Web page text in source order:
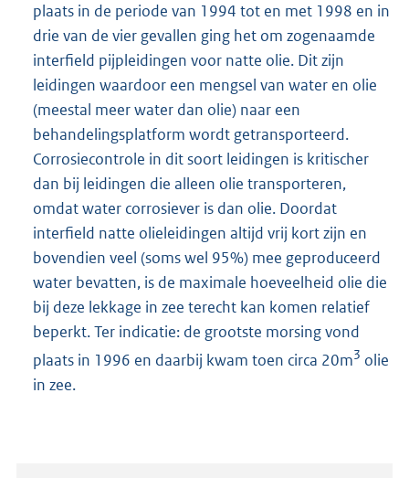
plaats in de periode van 1994 tot en met 1998 en in
drie van de vier gevallen ging het om zogenaamde
interfield pijpleidingen voor natte olie. Dit zijn
leidingen waardoor een mengsel van water en olie
(meestal meer water dan olie) naar een
behandelingsplatform wordt getransporteerd.
Corrosiecontrole in dit soort leidingen is kritischer
dan bij leidingen die alleen olie transporteren,
omdat water corrosiever is dan olie. Doordat
interfield natte olieleidingen altijd vrij kort zijn en
bovendien veel (soms wel 95%) mee geproduceerd
water bevatten, is de maximale hoeveelheid olie die
bij deze lekkage in zee terecht kan komen relatief
beperkt. Ter indicatie: de grootste morsing vond
plaats in 1996 en daarbij kwam toen circa 20m3 olie
in zee.